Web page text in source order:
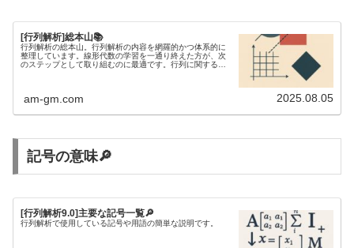
[行列解析]総本山📚
行列解析の総本山。行列解析の内容を網羅的かつ体系的に
整理しています。線形代数の学習を一通り終えた方が、次
のステップとして取り組むのに最適です。行列に関する不
am-gm.com 2025.08.05
記号の意味🔎
[行列解析9.0]主要な記号一覧🔎
行列解析で使用している記号や用語の簡単な説明です。